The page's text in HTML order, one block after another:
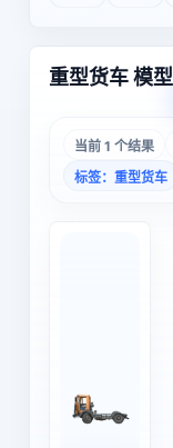
重型货车 模型
当前 1 个结果
标签：重型货车